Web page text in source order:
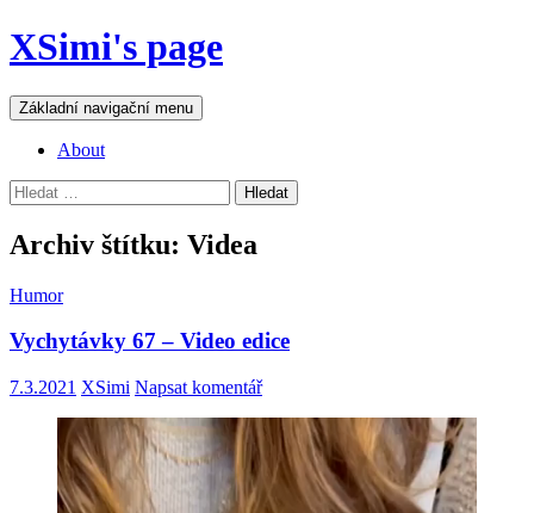
Přejít
k
webu
XSimi's page
Hledat
Základní navigační menu
About
Vyhledávání
Archiv štítku: Videa
Humor
Vychytávky 67 – Video edice
7.3.2021 XSimi Napsat komentář